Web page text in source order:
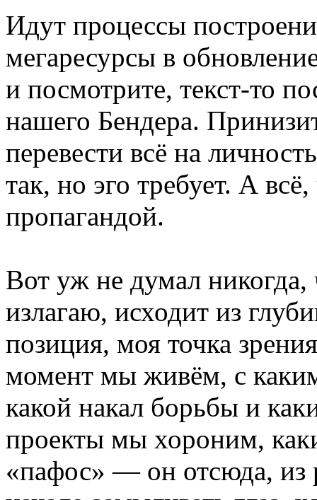
Идут процессы
мегаресурсы в
и посмотрите, текст-то
нашего Бендера.
перевести всё на
так, но эго требует. А
пропагандой.
Вот уж не думал никогда,
излагаю, исходит из
позиция, моя точка
момент мы живём, с
какой накал борьбы и
проекты мы хороним,
«пафос» — он отсюда, из